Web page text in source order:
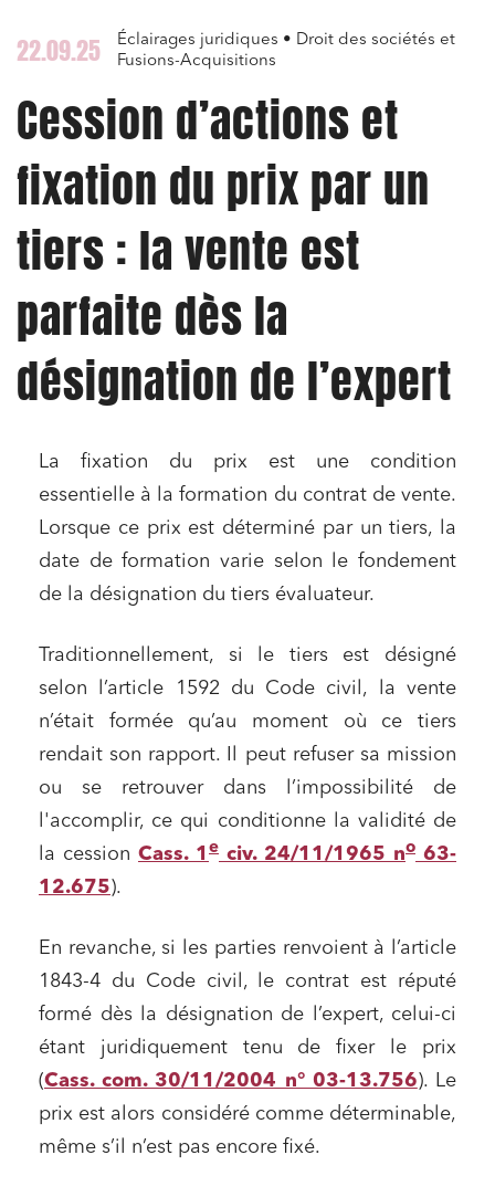
22.09.25
Éclairages juridiques • Droit des sociétés et
Fusions-Acquisitions
Cession d’actions et
fixation du prix par un
tiers : la vente est
parfaite dès la
désignation de l’expert
La fixation du prix est une condition
essentielle à la formation du contrat de vente.
Lorsque ce prix est déterminé par un tiers, la
date de formation varie selon le fondement
de la désignation du tiers évaluateur.
Traditionnellement, si le tiers est désigné
selon l’article 1592 du Code civil, la vente
n’était formée qu’au moment où ce tiers
rendait son rapport. Il peut refuser sa mission
ou se retrouver dans l’impossibilité de
l'accomplir, ce qui conditionne la validité de
la cession Cass. 1 e civ. 24/11/1965 no 63-
12.675).
En revanche, si les parties renvoient à l’article
1843-4 du Code civil, le contrat est réputé
formé dès la désignation de l’expert, celui-ci
étant juridiquement tenu de fixer le prix
(Cass. com. 30/11/2004 n° 03-13.756). Le
prix est alors considéré comme déterminable,
même s’il n’est pas encore fixé.